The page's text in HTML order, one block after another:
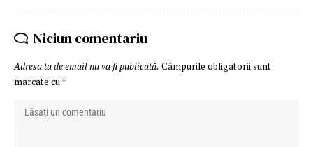
Niciun comentariu
Adresa ta de email nu va fi publicată. Câmpurile obligatorii sunt
marcate cu*